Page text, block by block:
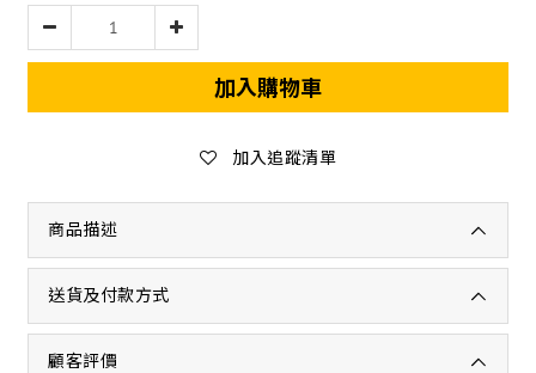
加入購物車
加入追蹤清單
商品描述
送貨及付款方式
顧客評價